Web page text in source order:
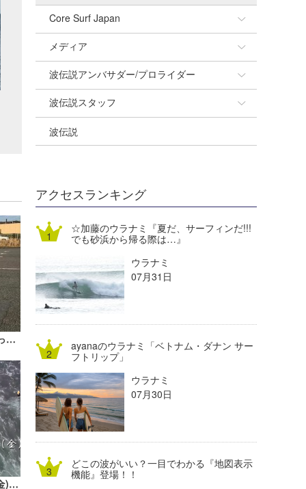
ハンマーのウラナミ『新しい相棒がやって来ました！ 』
鵠沼地下道前〜辻堂正面｜2024/11/1(金)【波伝説ドローン】たっちーの空撮
Core Surf Japan
Naoya Kimoto
mitsuteru Kamio
Yasunari Inoue
Yoshiyuki Obata
DELTA FORCE SURF
熊谷素子
メディア
SURFMEDIA
Colors MAGAZINE
WAVAL
波伝説アンバサダー/プロライダー
福島寿実子
中浦“JET”章
進士剛光
植村未来
NOBUFUKU
大野”MAR”修聖
喜納海人
波伝説スタッフ
☆加藤
Aichan
ECE
G◎Da
H
KID
KOBU
KY
MIN
mitz
OYZ
波伝説
アクセスランキング
☆加藤のウラナミ『夏だ、サーフィンだ!!!
でも砂浜から帰る際は…』
ウラナミ
07月31日
ayanaのウラナミ「ベトナム・ダナン サー
フトリップ」
ウラナミ
07月30日
どこの波がいい？一目でわかる『地図表示
機能』登場！！